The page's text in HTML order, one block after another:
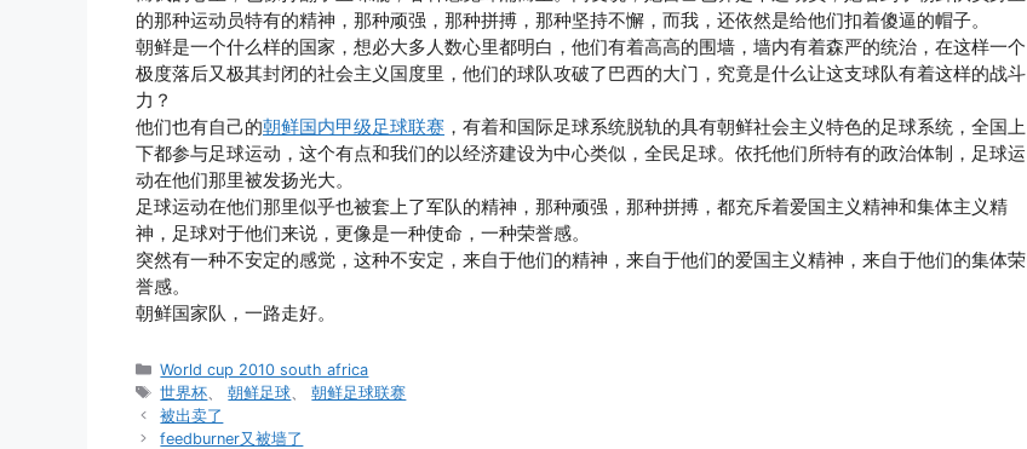
的那种运动员特有的精神，那种顽强，那种拼搏，那种坚持不懈，而我，还依然是给他们扣着傻逼的帽子。
朝鲜是一个什么样的国家，想必大多人数心里都明白，他们有着高高的围墙，墙内有着森严的统治，在这样一个
极度落后又极其封闭的社会主义国度里，他们的球队攻破了巴西的大门，究竟是什么让这支球队有着这样的战斗
力？
他们也有自己的朝鲜国内甲级足球联赛 ，有着和国际足球系统脱轨的具有朝鲜社会主义特色的足球系统，全国上
下都参与足球运动，这个有点和我们的以经济建设为中心类似，全民足球。依托他们所特有的政治体制，足球运
动在他们那里被发扬光大。
足球运动在他们那里似乎也被套上了军队的精神，那种顽强，那种拼搏，都充斥着爱国主义精神和集体主义精
神，足球对于他们来说，更像是一种使命，一种荣誉感。
突然有一种不安定的感觉，这种不安定，来自于他们的精神，来自于他们的爱国主义精神，来自于他们的集体荣
誉感。
朝鲜国家队，一路走好。
分
类
World cup 2010 south africa
标
签
世界杯 、朝鲜足球 、朝鲜足球联赛
被出卖了
feedburner又被墙了